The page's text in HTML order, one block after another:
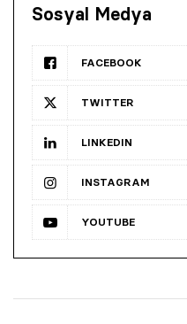
Sosyal Medya
FACEBOOK
TWITTER
LINKEDIN
INSTAGRAM
YOUTUBE